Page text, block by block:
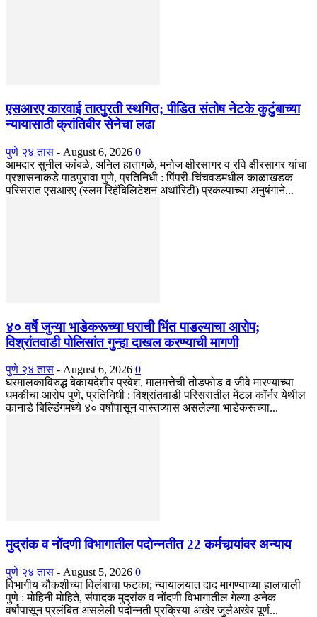
एसआरए कारवाई तात्पुरती स्थगित; पीडित संतोष नेटके कुटुंबाच्या
न्यायासाठी क्रांतिवीर सेनेचा लढा
पुणे २४ तास - August 6, 2026 0
आमदार सुनील कांबळे, अनिल हातागळे, मनोज क्षीरसागर व रवि क्षीरसागर यांचा
प्रशासनाकडे पाठपुरावा पुणे, प्रतिनिधी : पिंपरी-चिंचवडमधील काळाखडक
परिसरात एसआरए (स्लम रिहॅबिलिटेशन अथॉरिटी) प्रकल्पाच्या अनुषंगाने...
४० वर्षे जुन्या भाडेकरूच्या घराची भिंत पाडल्याचा आरोप;
विश्रांतवाडी पोलिसांत गुन्हा दाखल करण्याची मागणी
पुणे २४ तास - August 6, 2026 0
घरमालकाविरुद्ध बेकायदेशीर प्रवेश, मालमत्तेची तोडफोड व जीवे मारण्याच्या
धमकीचा आरोप पुणे, प्रतिनिधी : विश्रांतवाडी परिसरातील मेंटल कॉर्नर येथील
कानाडे बिल्डिंगमध्ये ४० वर्षांपासून वास्तव्यास असलेल्या भाडेकरूच्या...
मुद्रांक व नोंदणी विभागातील पदोन्नतीत 22 कर्मचार्‍यांवर अन्याय
पुणे २४ तास - August 5, 2026 0
विभागीय चौकशीच्या विलंबाचा फटका; न्यायालयात दाद मागण्याच्या हालचाली
पुणे : मोहिनी मोहिते, संपादक मुद्रांक व नोंदणी विभागातील गेल्या अनेक
वर्षांपासून प्रलंबित असलेली पदोन्नती प्रक्रिया अखेर जुलैअखेर पूर्ण...